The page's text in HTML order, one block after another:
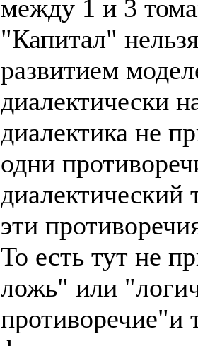
между 1 и 3
"Капитал"
развитием
диалектически
диалектика не
одни
диалектический
эти
То есть тут не
ложь" или
противоречие"и